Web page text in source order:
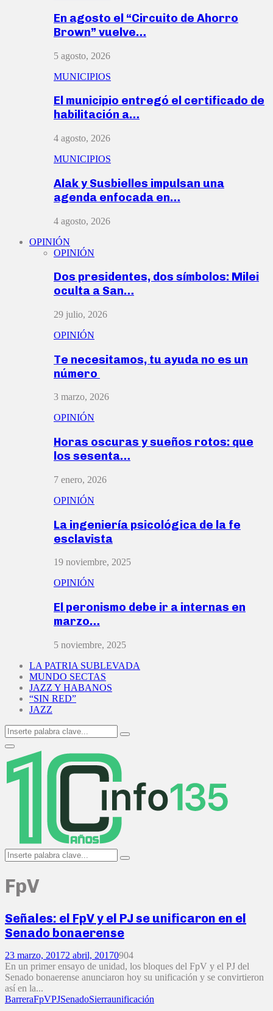
En agosto el “Circuito de Ahorro
Brown” vuelve…
5 agosto, 2026
MUNICIPIOS
El municipio entregó el certificado de
habilitación a…
4 agosto, 2026
MUNICIPIOS
Alak y Susbielles impulsan una
agenda enfocada en…
4 agosto, 2026
OPINIÓN
OPINIÓN
Dos presidentes, dos símbolos: Milei
oculta a San…
29 julio, 2026
OPINIÓN
Te necesitamos, tu ayuda no es un
número
3 marzo, 2026
OPINIÓN
Horas oscuras y sueños rotos: que
los sesenta…
7 enero, 2026
OPINIÓN
La ingeniería psicológica de la fe
esclavista
19 noviembre, 2025
OPINIÓN
El peronismo debe ir a internas en
marzo…
5 noviembre, 2025
LA PATRIA SUBLEVADA
MUNDO SECTAS
JAZZ Y HABANOS
“SIN RED”
JAZZ
Search
for:
Search
Primary
Menu
Search
for:
Search
FpV
Señales: el FpV y el PJ se unificaron en el
Senado bonaerense
23 marzo, 20172 abril, 20170904
En un primer ensayo de unidad, los bloques del FpV y el PJ del
Senado bonaerense anunciaron hoy su unificación y se convirtieron
así en la...
BarreraFpVPJSenadoSierraunificación